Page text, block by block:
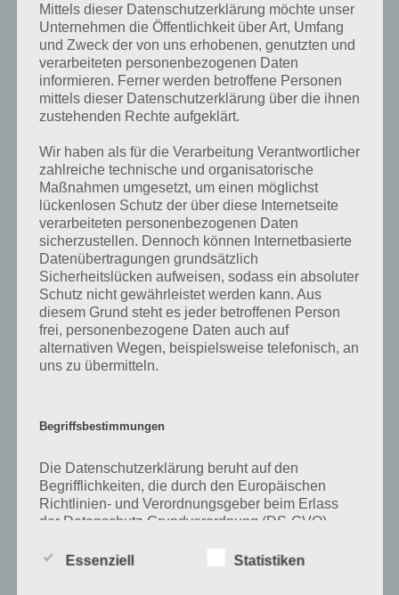
Kurze Begriffserklärung zur Lösung
Ticket
Ticket ist die Lösung für das tägliche Rätsel am 22.3.2022 in 4 Bilder 1
Wort, doch welche Bedeutung hat dieses eigentlich und was gibt es
bestimmten Lösungen präsentieren wir daher auch immer eine
kurze Begriffserklärung!
Zu Ticket haben wir zunächst keine weiteren Informationen parat!
Auf WhatsApp teilen Teilen auf Facebook
Tweet auf Twitter
Mehr Artikel hier auf Touchportal
Mittels dieser Datenschutzerklärung möchte unser
Unternehmen die Öffentlichkeit über Art, Umfang
und Zweck der von uns erhobenen, genutzten und
verarbeiteten personenbezogenen Daten
informieren. Ferner werden betroffene Personen
mittels dieser Datenschutzerklärung über die ihnen
zustehenden Rechte aufgeklärt.
Wir haben als für die Verarbeitung Verantwortlicher
zahlreiche technische und organisatorische
Maßnahmen umgesetzt, um einen möglichst
lückenlosen Schutz der über diese Internetseite
verarbeiteten personenbezogenen Daten
sicherzustellen. Dennoch können Internetbasierte
Datenübertragungen grundsätzlich
Sicherheitslücken aufweisen, sodass ein absoluter
Schutz nicht gewährleistet werden kann. Aus
diesem Grund steht es jeder betroffenen Person
frei, personenbezogene Daten auch auf
alternativen Wegen, beispielsweise telefonisch, an
uns zu übermitteln.
Begriffsbestimmungen
Die Datenschutzerklärung beruht auf den
Begrifflichkeiten, die durch den Europäischen
Richtlinien- und Verordnungsgeber beim Erlass
der Datenschutz-Grundverordnung (DS-GVO)
soll sowohl für die Öffentlichkeit als auch für
Essenziell Statistiken